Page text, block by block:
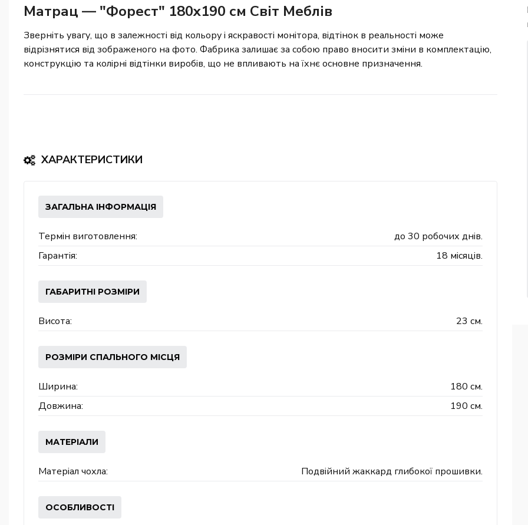
Матрац — "Форест" 180x190 см Світ Меблів
Зверніть увагу, що в залежності від кольору і яскравості монітора, відтінок в реальності може
відрізнятися від зображеного на фото. Фабрика залишає за собою право вносити зміни в комплектацію,
конструкцію та колірні відтінки виробів, що не впливають на їхнє основне призначення.
ХАРАКТЕРИСТИКИ
ЗАГАЛЬНА ІНФОРМАЦІЯ
Термін виготовлення:
до 30 робочих днів.
Гарантія:
18 місяців.
ГАБАРИТНІ РОЗМІРИ
Висота: 23 см.
РОЗМІРИ СПАЛЬНОГО МІСЦЯ
Ширина:
180 см.
Довжина:
190 см.
МАТЕРІАЛИ
Матеріал чохла: Подвійний жаккард глибокої прошивки.
ОСОБЛИВОСТІ